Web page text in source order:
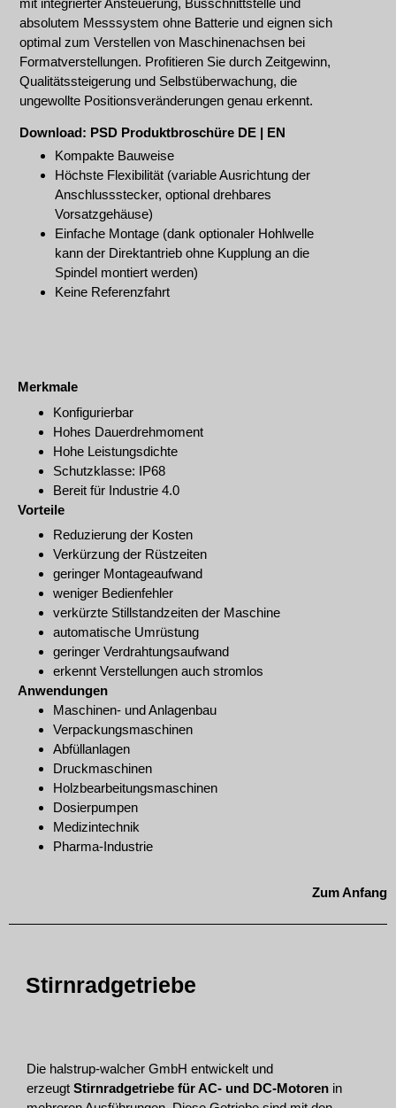
absolutem Messsystem ohne Batterie und eignen sich
optimal zum Verstellen von Maschinenachsen bei
Formatverstellungen. Profitieren Sie durch Zeitgewinn,
Qualitätssteigerung und Selbstüberwachung, die
ungewollte Positionsveränderungen genau erkennt.
Download: PSD Produktbroschüre DE | EN
Kompakte Bauweise
Höchste Flexibilität (variable Ausrichtung der
Anschlussstecker, optional drehbares
Vorsatzgehäuse)
Einfache Montage (dank optionaler Hohlwelle
kann der Direktantrieb ohne Kupplung an die
Spindel montiert werden)
Keine Referenzfahrt
Merkmale
Konfigurierbar
Hohes Dauerdrehmoment
Hohe Leistungsdichte
Schutzklasse: IP68
Bereit für Industrie 4.0
Vorteile
Reduzierung der Kosten
Verkürzung der Rüstzeiten
geringer Montageaufwand
weniger Bedienfehler
verkürzte Stillstandzeiten der Maschine
automatische Umrüstung
geringer Verdrahtungsaufwand
erkennt Verstellungen auch stromlos
Anwendungen
Maschinen- und Anlagenbau
Verpackungsmaschinen
Abfüllanlagen
Druckmaschinen
Holzbearbeitungsmaschinen
Dosierpumpen
Medizintechnik
Pharma-Industrie
Zum Anfang
Stirnradgetriebe
Die halstrup-walcher GmbH entwickelt und
erzeugt Stirnradgetriebe für AC- und DC-Motoren in